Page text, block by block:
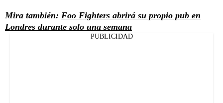
Mira también: Foo Fighters abrirá su propio pub en
Londres durante solo una semana
PUBLICIDAD